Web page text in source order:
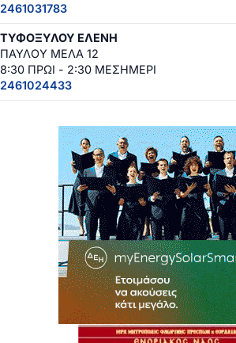
2461031783
ΤΥΦΟΞΥΛΟΥ ΕΛΕΝΗ
ΠΑΥΛΟΥ ΜΕΛΑ 12
8:30 ΠΡΩΙ - 2:30 ΜΕΣΗΜΕΡΙ
2461024433